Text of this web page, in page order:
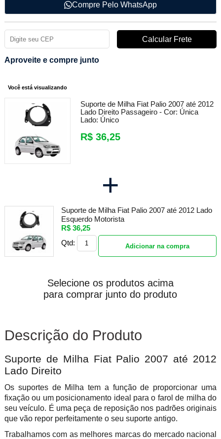
Compre Pelo WhatsApp
Aproveite e compre junto
Você está visualizando
Suporte de Milha Fiat Palio 2007 até 2012
Lado Direito Passageiro - Cor: Única
Lado: Único
R$ 36,25
+
Suporte de Milha Fiat Palio 2007 até 2012 Lado
Esquerdo Motorista
R$ 36,25
Qtd:
Adicionar na compra
Selecione os produtos acima
para comprar junto do produto
Descrição do Produto
Suporte de Milha Fiat Palio 2007 até 2012
Lado Direito
Os suportes de Milha tem a função de proporcionar uma
fixação ou um posicionamento ideal para o farol de milha do
seu veículo. É uma peça de reposição nos padrões originais
que vão repor perfeitamente o seu suporte antigo.
Trabalhamos com as melhores marcas do mercado nacional